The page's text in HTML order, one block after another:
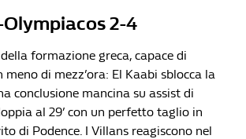
2-4
formazione greca, capace di
di mezz’ora: El Kaabi sblocca la
conclusione mancina su assist di
al 29’ con un perfetto taglio in
di Podence. I Villans reagiscono nel